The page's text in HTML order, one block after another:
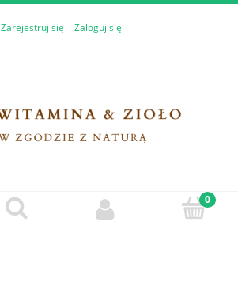
Zarejestruj się Zaloguj się